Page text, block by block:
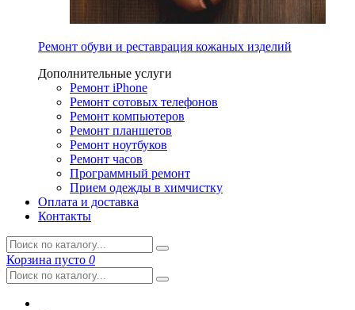
Ремонт обуви и реставрация кожаных изделий
Дополнительные услуги
Ремонт iPhone
Ремонт сотовых телефонов
Ремонт компьютеров
Ремонт планшетов
Ремонт ноутбуков
Ремонт часов
Программный ремонт
Прием одежды в химчистку
Оплата и доставка
Контакты
Корзина пусто 0